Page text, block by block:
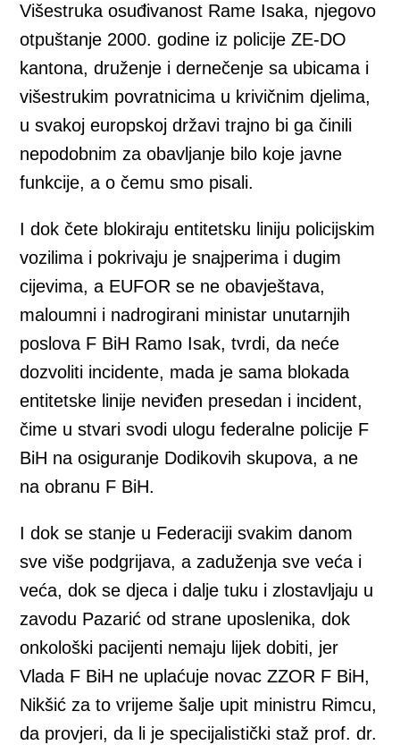
Višestruka osuđivanost Rame Isaka, njegovo
otpuštanje 2000. godine iz policije ZE-DO
kantona, druženje i dernečenje sa ubicama i
višestrukim povratnicima u krivičnim djelima,
u svakoj europskoj državi trajno bi ga činili
nepodobnim za obavljanje bilo koje javne
funkcije, a o čemu smo pisali.
I dok čete blokiraju entitetsku liniju policijskim
vozilima i pokrivaju je snajperima i dugim
cijevima, a EUFOR se ne obavještava,
maloumni i nadrogirani ministar unutarnjih
poslova F BiH Ramo Isak, tvrdi, da neće
dozvoliti incidente, mada je sama blokada
entitetske linije neviđen presedan i incident,
čime u stvari svodi ulogu federalne policije F
BiH na osiguranje Dodikovih skupova, a ne
na obranu F BiH.
I dok se stanje u Federaciji svakim danom
sve više podgrijava, a zaduženja sve veća i
veća, dok se djeca i dalje tuku i zlostavljaju u
zavodu Pazarić od strane uposlenika, dok
onkološki pacijenti nemaju lijek dobiti, jer
Vlada F BiH ne uplaćuje novac ZZOR F BiH,
Nikšić za to vrijeme šalje upit ministru Rimcu,
da provjeri, da li je specijalistički staž prof. dr.